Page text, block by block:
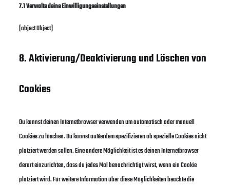
7.1 Verwalte deine Einwilligungseinstellungen
[object Object]
8. Aktivierung/Deaktivierung und Löschen von
Cookies
Du kannst deinen Internetbrowser verwenden um automatisch oder manuell
Cookies zu löschen. Du kannst außerdem spezifizieren ob spezielle Cookies nicht
platziert werden sollen. Eine andere Möglichkeit ist es deinen Internetbrowser
derart einzurichten, dass du jedes Mal benachrichtigt wirst, wenn ein Cookie
platziert wird. Für weitere Information über diese Möglichkeiten beachte die